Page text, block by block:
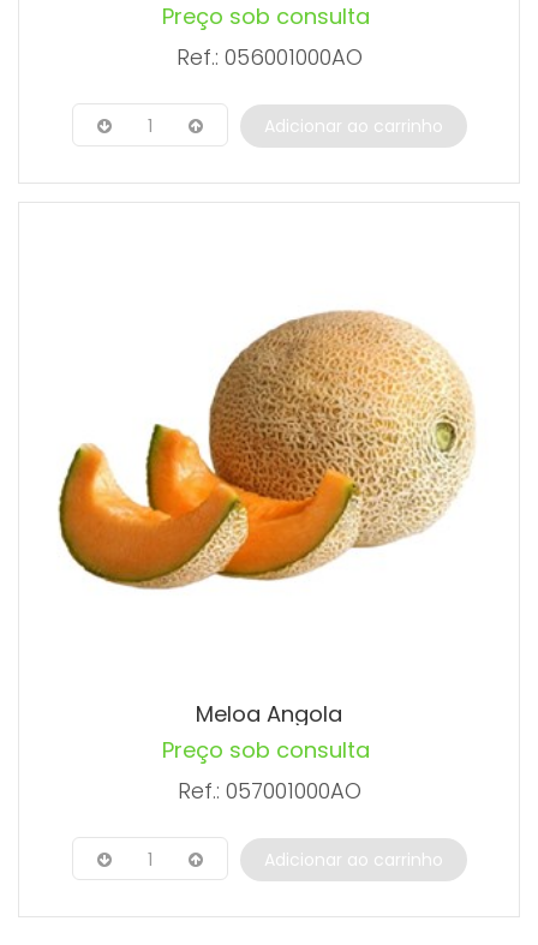
Preço sob consulta
Ref.: 056001000AO
1 Adicionar ao carrinho
Meloa Angola
Preço sob consulta
Ref.: 057001000AO
1 Adicionar ao carrinho